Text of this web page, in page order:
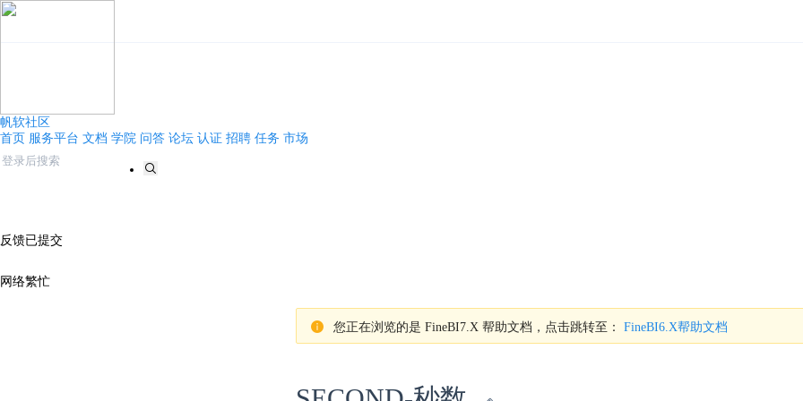
帆软社区
首页 服务平台 文档 学院 问答 论坛 认证 招聘 任务 市场
反馈已提交
网络繁忙
您正在浏览的是 FineBI7.X 帮助文档，点击跳转至： FineBI6.X帮助文档